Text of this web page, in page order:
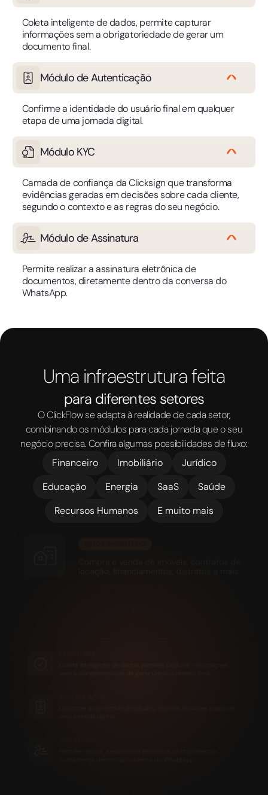
Coleta inteligente de dados, permite capturar
informações sem a obrigatoriedade de gerar um
documento final.
Módulo de Autenticação
Confirme a identidade do usuário final em qualquer
etapa de uma jornada digital.
Módulo KYC
Camada de confiança da Clicksign que transforma
evidências geradas em decisões sobre cada cliente,
segundo o contexto e as regras do seu negócio.
Módulo de Assinatura
Permite realizar a assinatura eletrônica de
documentos, diretamente dentro da conversa do
WhatsApp.
Uma infraestrutura feita
para diferentes setores
O ClickFlow se adapta à realidade de cada setor,
combinando os módulos para cada jornada que o seu
negócio precisa. Confira algumas possibilidades de fluxo:
Financeiro
Imobiliário
Jurídico
Educação
Energia SaaS
Saúde
Recursos Humanos
E muito mais